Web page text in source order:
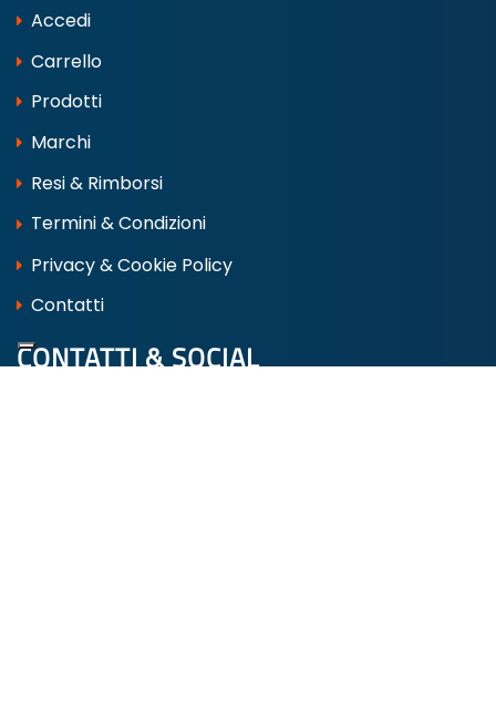
Accedi
Carrello
Prodotti
Marchi
Resi & Rimborsi
Termini & Condizioni
Privacy & Cookie Policy
Contatti
CONTATTI & SOCIAL